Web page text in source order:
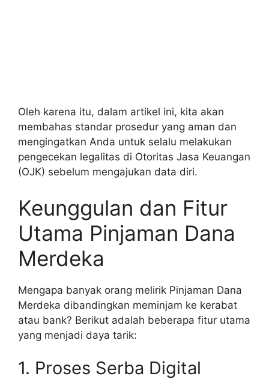
Oleh karena itu, dalam artikel ini, kita akan
membahas standar prosedur yang aman dan
mengingatkan Anda untuk selalu melakukan
pengecekan legalitas di Otoritas Jasa Keuangan
(OJK) sebelum mengajukan data diri.
Keunggulan dan Fitur
Utama Pinjaman Dana
Merdeka
Mengapa banyak orang melirik Pinjaman Dana
Merdeka dibandingkan meminjam ke kerabat
atau bank? Berikut adalah beberapa fitur utama
yang menjadi daya tarik:
1. Proses Serba Digital